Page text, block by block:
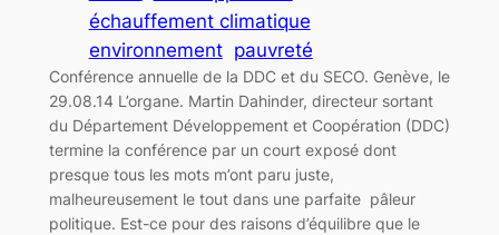
échauffement climatique
environnement pauvreté
Conférence annuelle de la DDC et du SECO. Genève, le
29.08.14 L’organe. Martin Dahinder, directeur sortant
du Département Développement et Coopération (DDC)
termine la conférence par un court exposé dont
presque tous les mots m’ont paru juste,
malheureusement le tout dans une parfaite pâleur
politique. Est-ce pour des raisons d’équilibre que le